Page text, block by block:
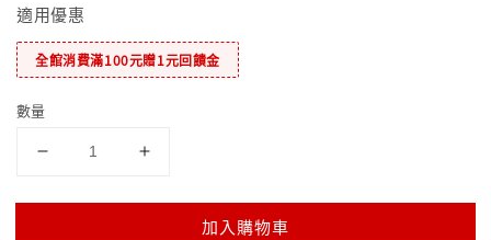
適用優惠
全館消費滿100元贈1元回饋金
數量
加入購物車